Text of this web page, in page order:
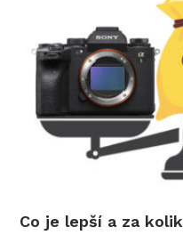
Co je lepší a za kolik